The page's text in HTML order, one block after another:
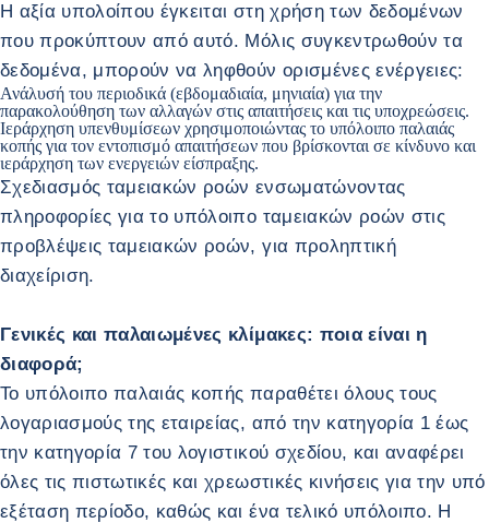
Η αξία υπολοίπου έγκειται στη χρήση των δεδομένων
που προκύπτουν από αυτό. Μόλις συγκεντρωθούν τα
δεδομένα, μπορούν να ληφθούν ορισμένες ενέργειες:
Ανάλυσή του περιοδικά (εβδομαδιαία, μηνιαία) για την
παρακολούθηση των αλλαγών στις απαιτήσεις και τις υποχρεώσεις.
Ιεράρχηση υπενθυμίσεων χρησιμοποιώντας το υπόλοιπο παλαιάς
κοπής για τον εντοπισμό απαιτήσεων που βρίσκονται σε κίνδυνο και
ιεράρχηση των ενεργειών είσπραξης.
Σχεδιασμός ταμειακών ροών ενσωματώνοντας
πληροφορίες για το υπόλοιπο ταμειακών ροών στις
προβλέψεις ταμειακών ροών, για προληπτική
διαχείριση.
Γενικές και παλαιωμένες κλίμακες: ποια είναι η
διαφορά;
Το υπόλοιπο παλαιάς κοπής παραθέτει όλους τους
λογαριασμούς της εταιρείας, από την κατηγορία 1 έως
την κατηγορία 7 του λογιστικού σχεδίου, και αναφέρει
όλες τις πιστωτικές και χρεωστικές κινήσεις για την υπό
εξέταση περίοδο, καθώς και ένα τελικό υπόλοιπο. Η